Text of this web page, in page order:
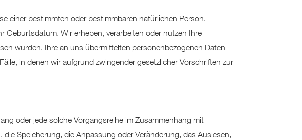
einer bestimmten oder bestimmbaren natürlichen Person.
Geburtsdatum. Wir erheben, verarbeiten oder nutzen Ihre
wurden. Ihre an uns übermittelten personenbezogenen Daten
in denen wir aufgrund zwingender gesetzlicher Vorschriften zur
oder jede solche Vorgangsreihe im Zusammenhang mit
Speicherung, die Anpassung oder Veränderung, das Auslesen,